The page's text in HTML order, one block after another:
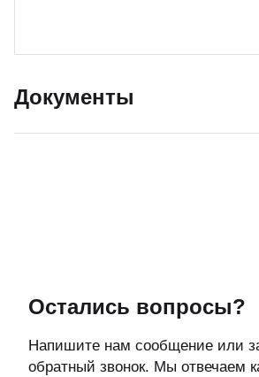
Документы
Остались вопросы?
Напишите нам сообщение или
обратный звонок. Мы отвечаем